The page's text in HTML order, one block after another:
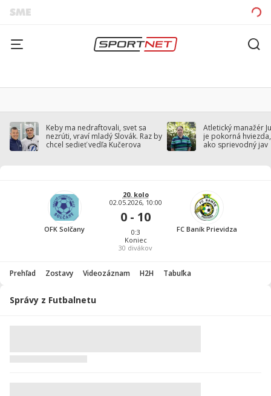
Keby ma nedraftovali, svet sa
nezrúti, vraví mladý Slovák. Raz by
chcel sedieť vedľa Kučerova
Atletický manažér
je pokorná
ako sprievodný jav
OFK Solčany
20. kolo
02.05.2026, 10:00
0 - 10
0:3
Koniec
30 divákov
FC Baník Prievidza
Prehľad Zostavy Videozáznam H2H Tabuľka
Správy z Futbalnetu